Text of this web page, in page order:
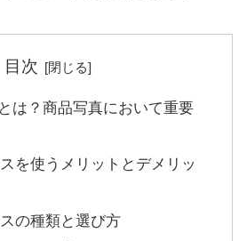
目次
は？商品写真において重要
を使うメリットとデメリッ
の種類と選び方